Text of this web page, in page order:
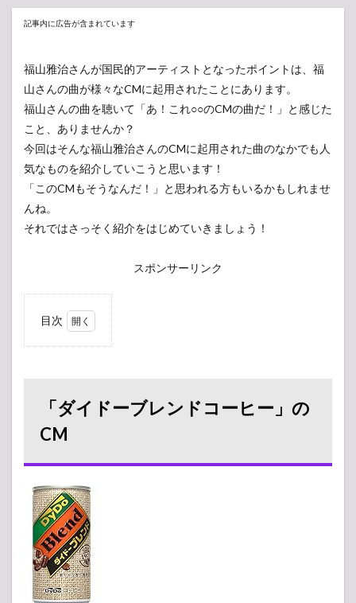
記事内に広告が含まれています
福山雅治さんが国民的アーティストとなったポイントは、福
山さんの曲が様々なCMに起用されたことにあります。
福山さんの曲を聴いて「あ！これ○○のCMの曲だ！」と感じた
こと、ありませんか？
今回はそんな福山雅治さんのCMに起用された曲のなかでも人
気なものを紹介していこうと思います！
「このCMもそうなんだ！」と思われる方もいるかもしれませ
んね。
それではさっそく紹介をはじめていきましょう！
スポンサーリンク
目次
レン
ドコ
ーヒ
ー」
2
「TOSHIBA
REGZA」の
CM
3
「POCARI
SWEAT」
「ダイドーブレンドコーヒー」の
CM